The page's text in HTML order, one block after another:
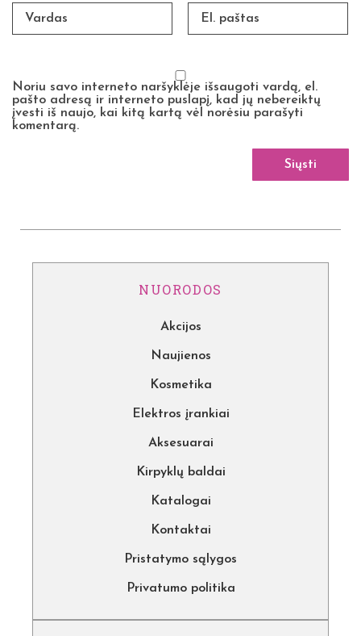
Noriu savo interneto naršyklėje išsaugoti vardą, el.
pašto adresą ir interneto puslapį, kad jų nebereiktų
įvesti iš naujo, kai kitą kartą vėl norėsiu parašyti
komentarą.
NUORODOS
Akcijos
Naujienos
Kosmetika
Elektros įrankiai
Aksesuarai
Kirpyklų baldai
Katalogai
Kontaktai
Pristatymo sąlygos
Privatumo politika